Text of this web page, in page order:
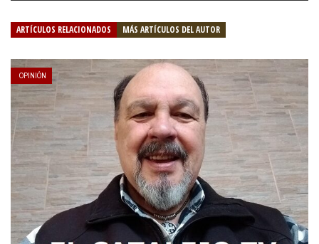
ARTÍCULOS RELACIONADOS MÁS ARTÍCULOS DEL AUTOR
OPINIÓN